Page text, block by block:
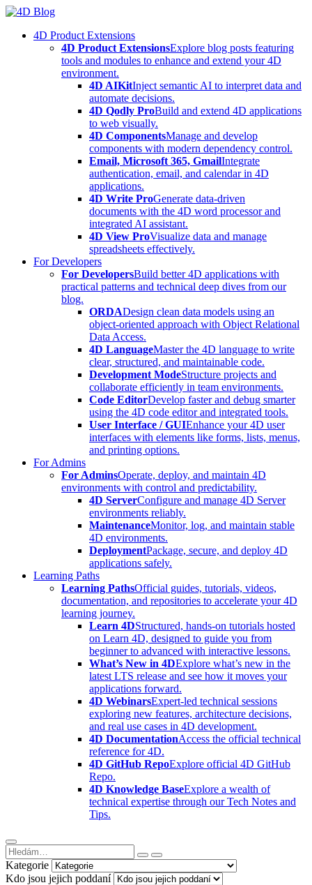
Skip
content4D Product Extensions
4D Product ExtensionsExplore blog posts featuring
tools and modules to enhance and extend your 4D
environment.
4D AIKitInject semantic AI to interpret data and
automate decisions.
4D Qodly ProBuild and extend 4D applications
to web visually.
4D ComponentsManage and develop
components with modern dependency control.
Email, Microsoft 365, GmailIntegrate
authentication, email, and calendar in 4D
applications.
4D Write ProGenerate data-driven
documents with the 4D word processor and
integrated AI assistant.
4D View ProVisualize data and manage
spreadsheets effectively.
For Developers
For DevelopersBuild better 4D applications with
practical patterns and technical deep dives from our
blog.
ORDADesign clean data models using an
object-oriented approach with Object Relational
Data Access.
4D LanguageMaster the 4D language to write
clear, structured, and maintainable code.
Development ModeStructure projects and
collaborate efficiently in team environments.
Code EditorDevelop faster and debug smarter
using the 4D code editor and integrated tools.
User Interface / GUIEnhance your 4D user
interfaces with elements like forms, lists, menus,
and printing options.
For Admins
For AdminsOperate, deploy, and maintain 4D
environments with control and predictability.
4D ServerConfigure and manage 4D Server
environments reliably.
MaintenanceMonitor, log, and maintain stable
4D environments.
DeploymentPackage, secure, and deploy 4D
applications safely.
Learning Paths
Learning PathsOfficial guides, tutorials, videos,
documentation, and repositories to accelerate your 4D
learning journey.
Learn 4DStructured, hands-on tutorials hosted
on Learn 4D, designed to guide you from
beginner to advanced with interactive lessons.
What’s New in 4DExplore what’s new in the
latest LTS release and see how it moves your
applications forward.
4D WebinarsExpert-led technical sessions
exploring new features, architecture decisions,
and real use cases in 4D development.
4D DocumentationAccess the official technical
reference for 4D.
4D GitHub RepoExplore official 4D GitHub
Repo.
4D Knowledge BaseExplore a wealth of
technical expertise through our Tech Notes and
Tips.
Kategorie
Kdo jsou jejich poddaní